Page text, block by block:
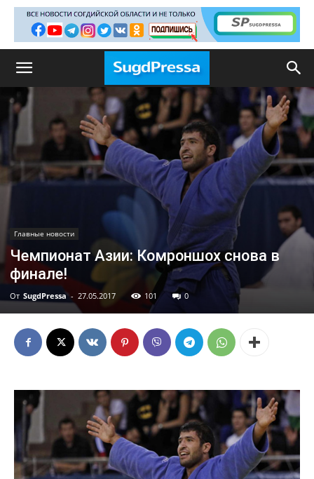
Главные новости
Чемпионат Азии: Комроншох снова в
финале!
От SugdPressa - 27.05.2017 101 0